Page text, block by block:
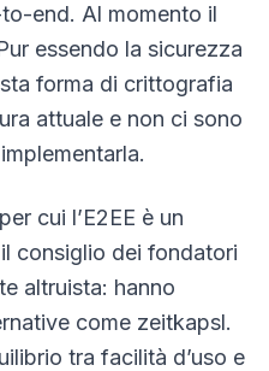
end. Al momento il
essendo la sicurezza
forma di crittografia
attuale e non ci sono
cui l’E2EE è un
consiglio dei fondatori
altruista: hanno
come zeitkapsl.
tra facilità d’uso e